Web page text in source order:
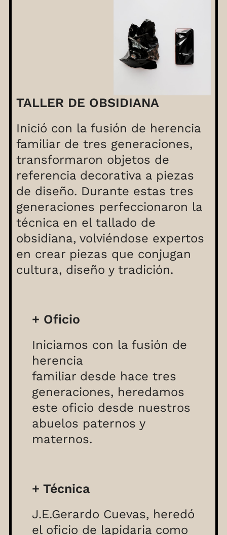
TALLER DE OBSIDIANA
Inició con la fusión de herencia
familiar de tres generaciones,
transformaron objetos de
referencia decorativa a piezas
de diseño. Durante estas tres
generaciones perfeccionaron la
técnica en el tallado de
obsidiana, volviéndose expertos
en crear piezas que conjugan
cultura, diseño y tradición.
+ Oficio
Iniciamos con la fusión de
herencia
familiar desde hace tres
generaciones, heredamos
este oficio desde nuestros
abuelos paternos y
maternos.
+ Técnica
J.E.Gerardo Cuevas, heredó
el oficio de lapidaria como